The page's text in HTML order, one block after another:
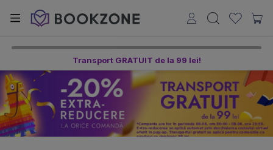
Transport GRATUIT de la 99 lei!